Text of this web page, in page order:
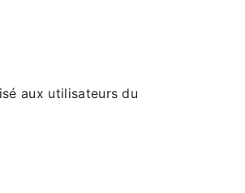
aux utilisateurs du